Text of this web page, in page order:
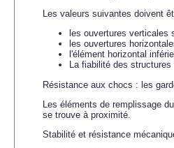
Les valeurs suivantes doivent
les ouvertures verticales
les ouvertures
l'élément horizontal
La fiabilité des
Résistance aux chocs : les
Les éléments de remplissage
se trouve à proximité.
Stabilité et résistance